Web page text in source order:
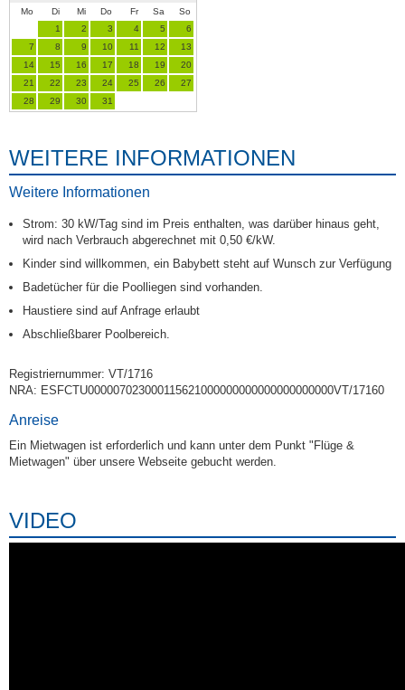
Mo Di Mi Do Fr Sa
So
1
2 3 4 5
6
7
8 9 10 11 12
13
14
15 16 17 18 19
20
21
22 23 24 25 26
27
28
29 30 31
WEITERE INFORMATIONEN
Weitere Informationen
Strom: 30 kW/Tag sind im Preis enthalten, was darüber hinaus geht,
wird nach Verbrauch abgerechnet mit 0,50 €/kW.
Kinder sind willkommen, ein Babybett steht auf Wunsch zur Verfügung
Badetücher für die Poolliegen sind vorhanden.
Haustiere sind auf Anfrage erlaubt
Abschließbarer Poolbereich.
Registriernummer: VT/1716
NRA: ESFCTU000007023000115621000000000000000000000VT/17160
Anreise
Ein Mietwagen ist erforderlich und kann unter dem Punkt "Flüge &
Mietwagen" über unsere Webseite gebucht werden.
VIDEO